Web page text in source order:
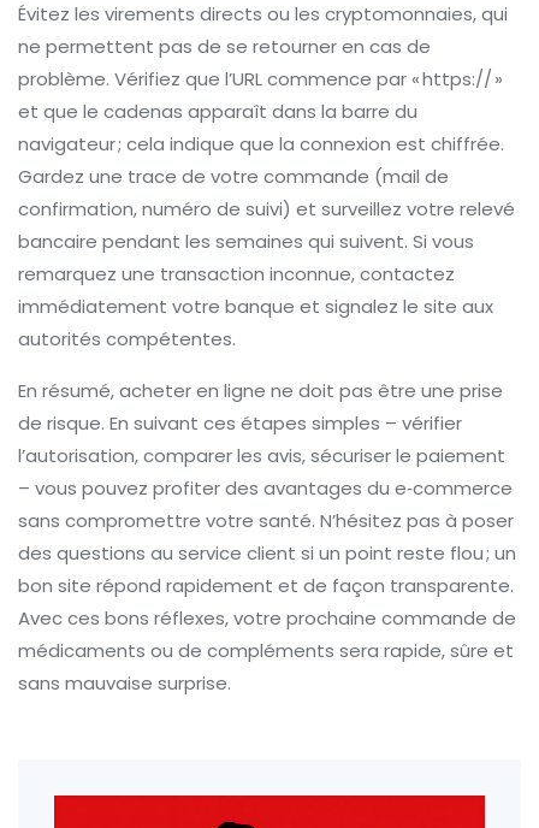
Évitez les virements directs ou les cryptomonnaies, qui
ne permettent pas de se retourner en cas de
problème. Vérifiez que l’URL commence par « https:// »
et que le cadenas apparaît dans la barre du
navigateur ; cela indique que la connexion est chiffrée.
Gardez une trace de votre commande (mail de
confirmation, numéro de suivi) et surveillez votre relevé
bancaire pendant les semaines qui suivent. Si vous
remarquez une transaction inconnue, contactez
immédiatement votre banque et signalez le site aux
autorités compétentes.
En résumé, acheter en ligne ne doit pas être une prise
de risque. En suivant ces étapes simples – vérifier
l’autorisation, comparer les avis, sécuriser le paiement
– vous pouvez profiter des avantages du e‑commerce
sans compromettre votre santé. N’hésitez pas à poser
des questions au service client si un point reste flou ; un
bon site répond rapidement et de façon transparente.
Avec ces bons réflexes, votre prochaine commande de
médicaments ou de compléments sera rapide, sûre et
sans mauvaise surprise.